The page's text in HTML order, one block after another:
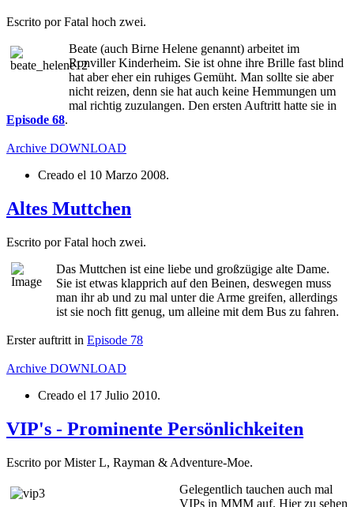
Escrito por Fatal hoch zwei.
Beate (auch Birne Helene genannt) arbeitet im
Ronviller Kinderheim. Sie ist ohne ihre Brille fast blind
hat aber eher ein ruhiges Gemüht. Man sollte sie aber
nicht reizen, denn sie hat auch keine Hemmungen um
mal richtig zuzulangen. Den ersten Auftritt hatte sie in
Episode 68.
Archive DOWNLOAD
Creado el 10 Marzo 2008.
Altes Muttchen
Escrito por Fatal hoch zwei.
Das Muttchen ist eine liebe und großzügige alte Dame.
Sie ist etwas klapprich auf den Beinen, deswegen muss
man ihr ab und zu mal unter die Arme greifen, allerdings
ist sie noch fitt genug, um alleine mit dem Bus zu fahren.
Erster auftritt in Episode 78
Archive DOWNLOAD
Creado el 17 Julio 2010.
VIP's - Prominente Persönlichkeiten
Escrito por Mister L, Rayman & Adventure-Moe.
Gelegentlich tauchen auch mal
VIPs in MMM auf. Hier zu sehen